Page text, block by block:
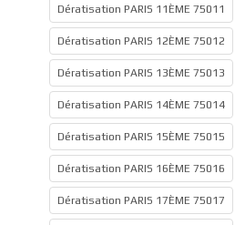
Dératisation PARIS 11ÈME 75011
Dératisation PARIS 12ÈME 75012
Dératisation PARIS 13ÈME 75013
Dératisation PARIS 14ÈME 75014
Dératisation PARIS 15ÈME 75015
Dératisation PARIS 16ÈME 75016
Dératisation PARIS 17ÈME 75017